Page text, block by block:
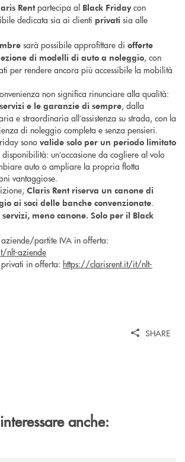
Rent partecipa al Black Friday con
dedicata sia ai clienti privati sia alle
sarà possibile approfittare di offerte
di modelli di auto a noleggio, con
per rendere ancora più accessibile la mobilità
non significa rinunciare alla qualità:
e le garanzie di sempre, dalla
e straordinaria all’assistenza su strada, con la
di noleggio completa e senza pensieri.
sono valide solo per un periodo limitato
un’occasione da cogliere al volo
auto o ampliare la propria flotta
vantaggiose.
Claris Rent riserva un canone di
ai soci delle banche convenzionate.
servizi, meno canone. Solo per il Black
partite IVA in offerta:
nlt-aziende
in offerta: https://clarisrent.it/it/nlt-
SHARE
anche: